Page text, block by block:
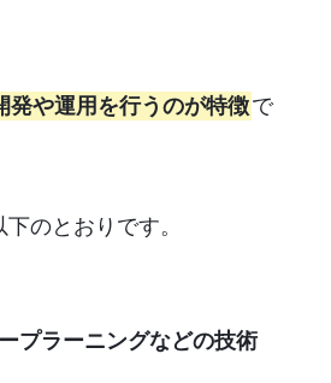
発や運用を行うのが特徴で
のとおりです。
プラーニングなどの技術